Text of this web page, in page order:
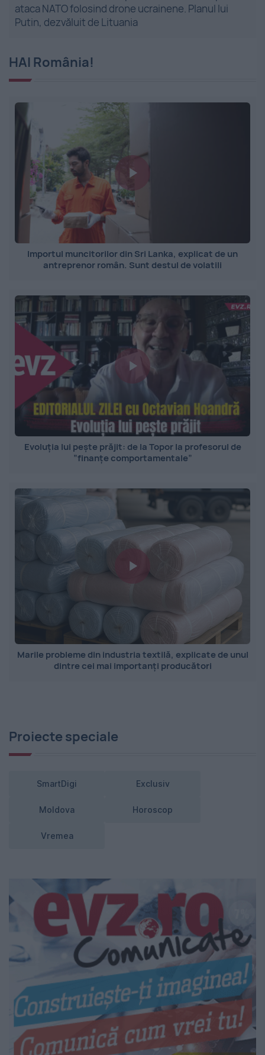
ataca NATO folosind drone ucrainene. Planul lui
Putin, dezvăluit de Lituania
HAI România!
Importul muncitorilor din Sri Lanka, explicat de un
antreprenor român. Sunt destul de volatili
Evoluția lui pește prăjit: de la Topor la profesorul de
”finanțe comportamentale”
Marile probleme din industria textilă, explicate de unul
dintre cei mai importanți producători
Proiecte speciale
SmartDigi Exclusiv
Moldova Horoscop
Vremea